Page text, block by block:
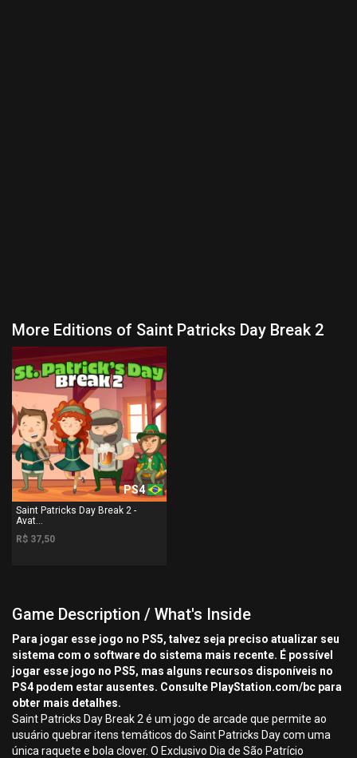
More Editions of Saint Patricks Day Break 2
PS4
Saint Patricks Day Break 2 -
Avat...
R$ 37,50
Game Description / What's Inside
Para jogar esse jogo no PS5, talvez seja preciso atualizar seu
sistema com o software do sistema mais recente. É possível
jogar esse jogo no PS5, mas alguns recursos disponíveis no
PS4 podem estar ausentes. Consulte PlayStation.com/bc para
obter mais detalhes.
Saint Patricks Day Break 2 é um jogo de arcade que permite ao
usuário quebrar itens temáticos do Saint Patricks Day com uma
única raquete e bola clover. O Exclusivo Dia de São Patrício